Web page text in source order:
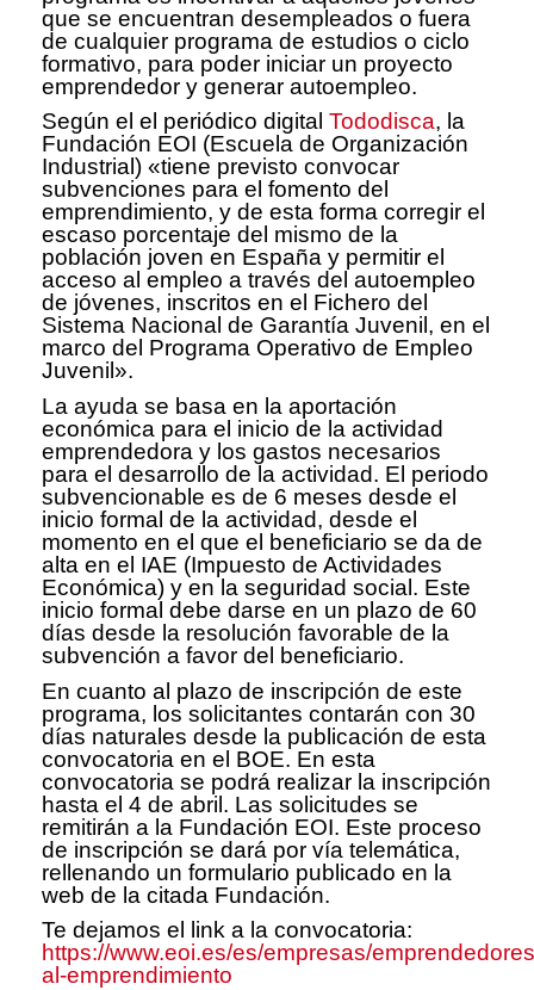
que se encuentran desempleados o fuera
de cualquier programa de estudios o ciclo
formativo, para poder iniciar un proyecto
emprendedor y generar autoempleo.
Según el el periódico digital Tododisca, la
Fundación EOI (Escuela de Organización
Industrial) «tiene previsto convocar
subvenciones para el fomento del
emprendimiento, y de esta forma corregir el
escaso porcentaje del mismo de la
población joven en España y permitir el
acceso al empleo a través del autoempleo
de jóvenes, inscritos en el Fichero del
Sistema Nacional de Garantía Juvenil, en el
marco del Programa Operativo de Empleo
Juvenil».
La ayuda se basa en la aportación
económica para el inicio de la actividad
emprendedora y los gastos necesarios
para el desarrollo de la actividad. El periodo
subvencionable es de 6 meses desde el
inicio formal de la actividad, desde el
momento en el que el beneficiario se da de
alta en el IAE (Impuesto de Actividades
Económica) y en la seguridad social. Este
inicio formal debe darse en un plazo de 60
días desde la resolución favorable de la
subvención a favor del beneficiario.
En cuanto al plazo de inscripción de este
programa, los solicitantes contarán con 30
días naturales desde la publicación de esta
convocatoria en el BOE. En esta
convocatoria se podrá realizar la inscripción
hasta el 4 de abril. Las solicitudes se
remitirán a la Fundación EOI. Este proceso
de inscripción se dará por vía telemática,
rellenando un formulario publicado en la
web de la citada Fundación.
Te dejamos el link a la convocatoria:
https://www.eoi.es/es/empresas/
al-emprendimiento